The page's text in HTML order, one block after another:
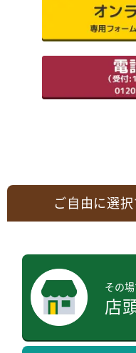
ご自由に選
その
店